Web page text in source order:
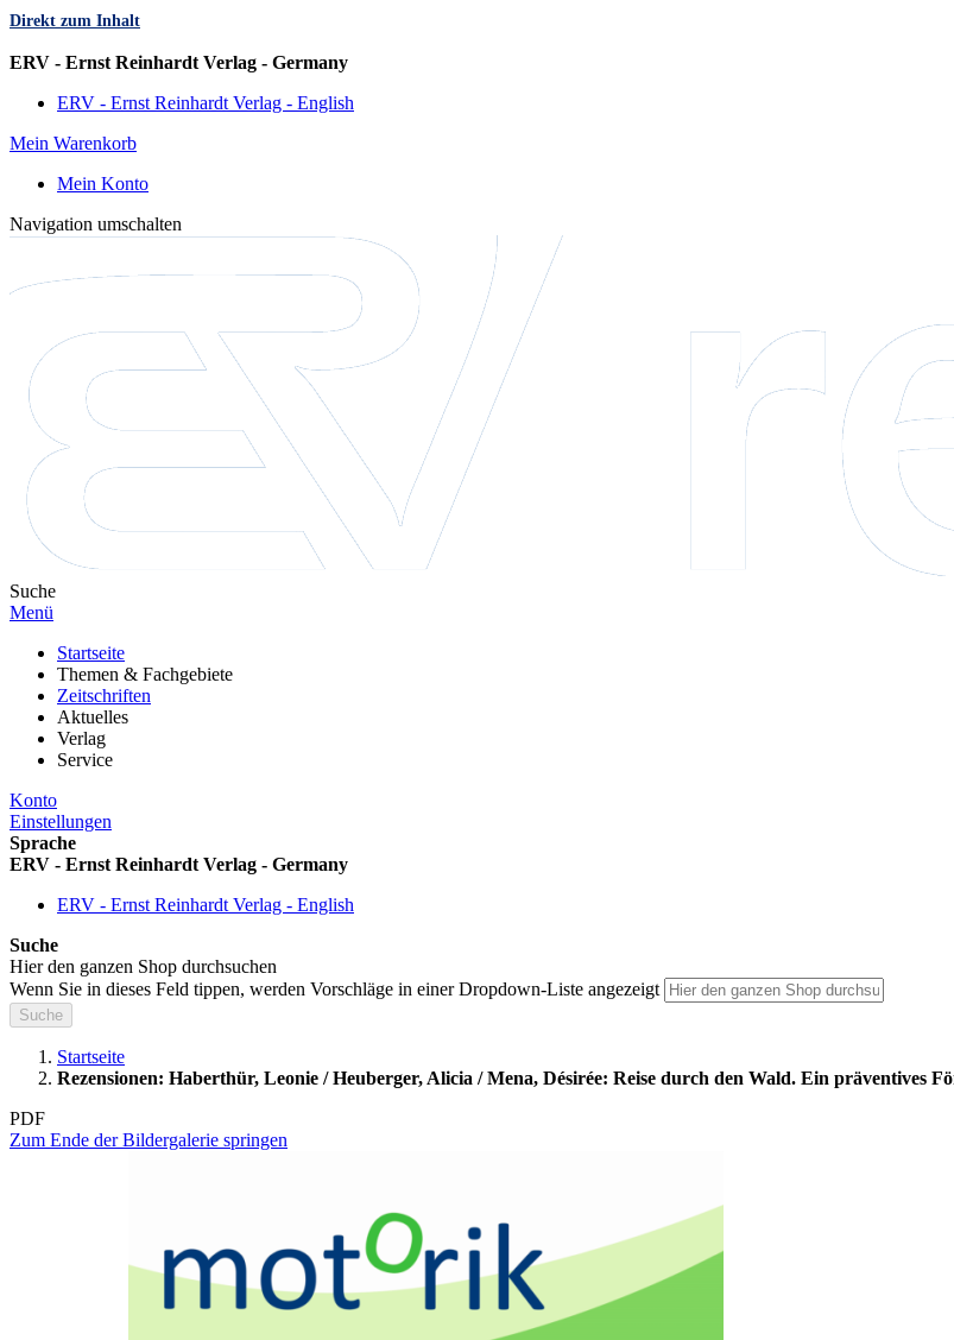
Direkt zum Inhalt
ERV - Ernst Reinhardt Verlag - Germany
ERV - Ernst Reinhardt Verlag - English
Mein Warenkorb
Mein Konto
Navigation umschalten
Suche
Menü
Startseite
Themen & Fachgebiete
Zeitschriften
Aktuelles
Verlag
Service
Konto
Einstellungen
Sprache
ERV - Ernst Reinhardt Verlag - Germany
ERV - Ernst Reinhardt Verlag - English
Suche
Hier den ganzen Shop durchsuchen
Wenn Sie in dieses Feld tippen, werden Vorschläge in einer Dropdown-Liste angezeigt
Suche
Startseite
Rezensionen: Haberthür, Leonie / Heuberger, Alicia / Mena, Désirée: Reise durch den Wald. Ein
PDF
Zum Ende der Bildergalerie springen